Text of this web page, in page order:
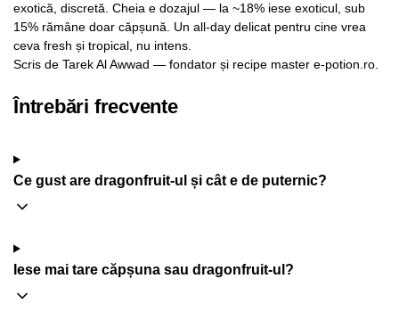
exotică, discretă. Cheia e dozajul — la ~18% iese exoticul, sub
15% rămâne doar căpșună. Un all-day delicat pentru cine vrea
ceva fresh și tropical, nu intens.
Scris de Tarek Al Awwad — fondator și recipe master e-potion.ro.
Întrebări frecvente
Ce gust are dragonfruit-ul și cât e de puternic?
Iese mai tare căpșuna sau dragonfruit-ul?